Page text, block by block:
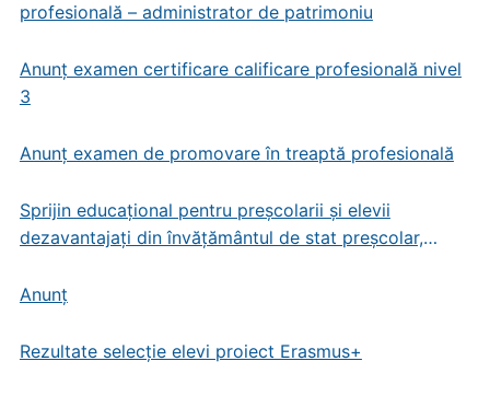
profesională – administrator de patrimoniu
Anunț examen certificare calificare profesională nivel
3
Anunț examen de promovare în treaptă profesională
Sprijin educațional pentru preșcolarii și elevii
dezavantajați din învățământul de stat preșcolar,
Anunț
Rezultate selecție elevi proiect Erasmus+